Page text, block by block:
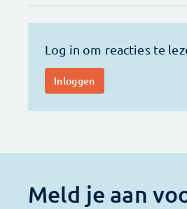
Meld je aan